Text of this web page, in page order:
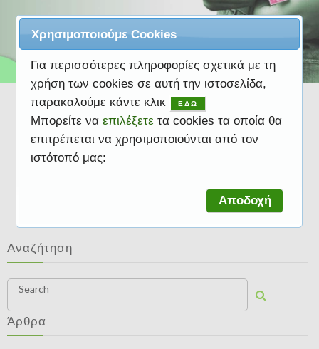
Μύθος ή πραγματικότητα
Αναζήτηση
Search
Άρθρα
Χρησιμοποιούμε Cookies
Για περισσότερες πληροφορίες σχετικά με τη
χρήση των cookies σε αυτή την ιστοσελίδα,
παρακαλούμε κάντε κλικ
ΕΔΩ
Μπορείτε να επιλέξετε τα cookies τα οποία θα
επιτρέπεται να χρησιμοποιούνται από τον
ιστότοπό μας:
Αποδοχή